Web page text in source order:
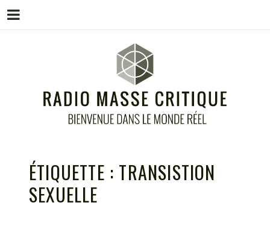
ÉTIQUETTE : TRANSISTION
SEXUELLE
Menu